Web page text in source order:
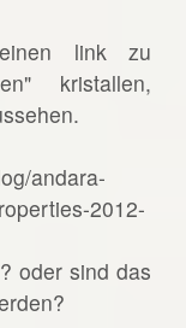
link zu
kristallen,
andara-
2012-
oder sind das